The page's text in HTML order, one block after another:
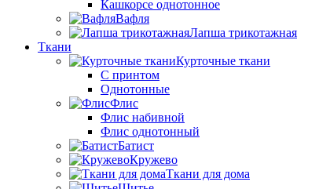
Кашкорсе однотонное
Вафля
Лапша трикотажная
Ткани
Курточные ткани
С принтом
Однотонные
Флис
Флис набивной
Флис однотонный
Батист
Кружево
Ткани для дома